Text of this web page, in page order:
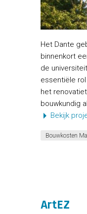
Het Dante
binnenkort
de
essentiële
het
bouwkundig
Bekijk
Bouwkosten
ArtEZ